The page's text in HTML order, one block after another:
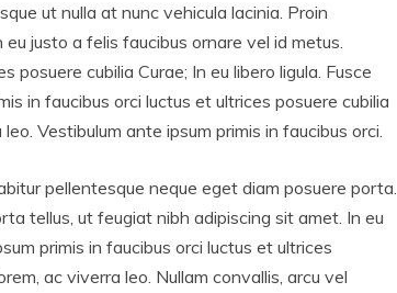
ut nulla at nunc vehicula lacinia. Proin
justo a felis faucibus ornare vel id metus.
posuere cubilia Curae; In eu libero ligula. Fusce
in faucibus orci luctus et ultrices posuere cubilia
Vestibulum ante ipsum primis in faucibus orci.
pellentesque neque eget diam posuere porta.
tellus, ut feugiat nibh adipiscing sit amet. In eu
primis in faucibus orci luctus et ultrices
ac viverra leo. Nullam convallis, arcu vel